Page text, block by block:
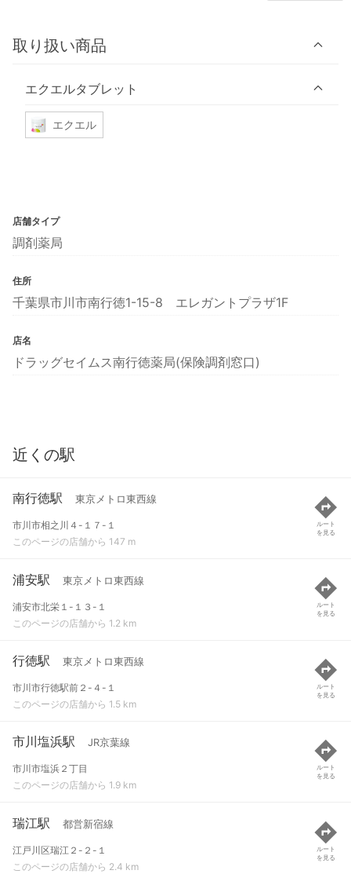
取り扱い商品
エクエルタブレット
エクエル
店舗タイプ
調剤薬局
住所
千葉県市川市南行徳1-15-8 エレガントプラザ1F
店名
ドラッグセイムス南行徳薬局(保険調剤窓口)
近くの駅
南行徳駅 東京メトロ東西線
市川市相之川４-１７-１
このページの店舗から 147 m
ルート
を見る
浦安駅 東京メトロ東西線
浦安市北栄１-１３-１
このページの店舗から 1.2 km
ルート
を見る
行徳駅 東京メトロ東西線
市川市行徳駅前２-４-１
このページの店舗から 1.5 km
ルート
を見る
市川塩浜駅 JR京葉線
市川市塩浜２丁目
このページの店舗から 1.9 km
ルート
を見る
瑞江駅 都営新宿線
江戸川区瑞江２-２-１
このページの店舗から 2.4 km
ルート
を見る